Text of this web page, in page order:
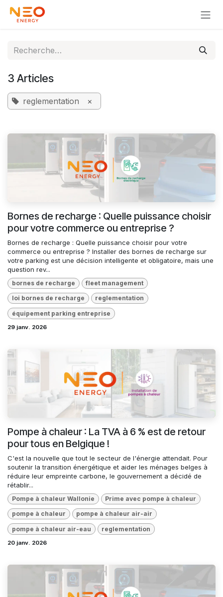
Se rendre au contenu
3 Articles
reglementation ×
Bornes de recharge : Quelle puissance choisir
pour votre commerce ou entreprise ?
Bornes de recharge : Quelle puissance choisir pour votre
commerce ou entreprise ? Installer des bornes de recharge sur
votre parking est une décision intelligente et obligatoire, mais une
question rev...
bornes de recharge fleet management
loi bornes de recharge reglementation
équipement parking entreprise
29 janv. 2026
Pompe à chaleur : La TVA à 6 % est de retour
pour tous en Belgique !
C'est la nouvelle que tout le secteur de l'énergie attendait. Pour
soutenir la transition énergétique et aider les ménages belges à
réduire leur empreinte carbone, le gouvernement a décidé de
rétablir...
Pompe à chaleur Wallonie Prime avec pompe à chaleur
pompe à chaleur pompe à chaleur air-air
pompe à chaleur air-eau reglementation
20 janv. 2026